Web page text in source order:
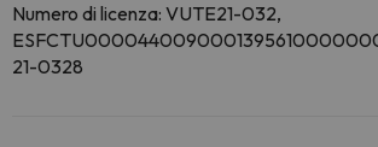
Numero di licenza: VUTE21-032,
21-0328